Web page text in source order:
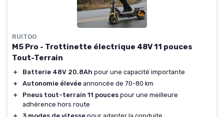
RUITOO
M5 Pro - Trottinette électrique 48V 11 pouces
Tout-Terrain
＋ Batterie 48V 20.8Ah pour une capacité importante
＋
Autonomie élevée annoncée de 70-80 km
＋
Pneus tout-terrain 11 pouces pour une meilleure
adhérence hors route